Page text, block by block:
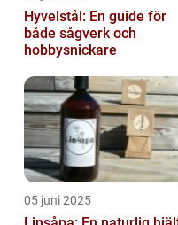
Hyvelstål: En guide för
både sågverk och
hobbysnickare
05 juni 2025